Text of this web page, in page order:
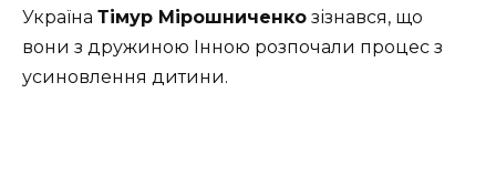
Україна Тімур Мірошниченко зізнався, що
вони з дружиною Інною розпочали процес з
усиновлення дитини.